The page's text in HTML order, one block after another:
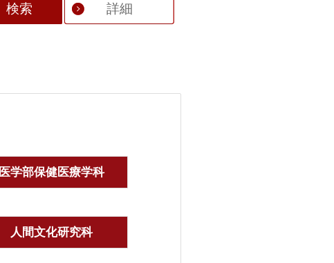
検索 詳細
医学部保健医療学科
人間文化研究科